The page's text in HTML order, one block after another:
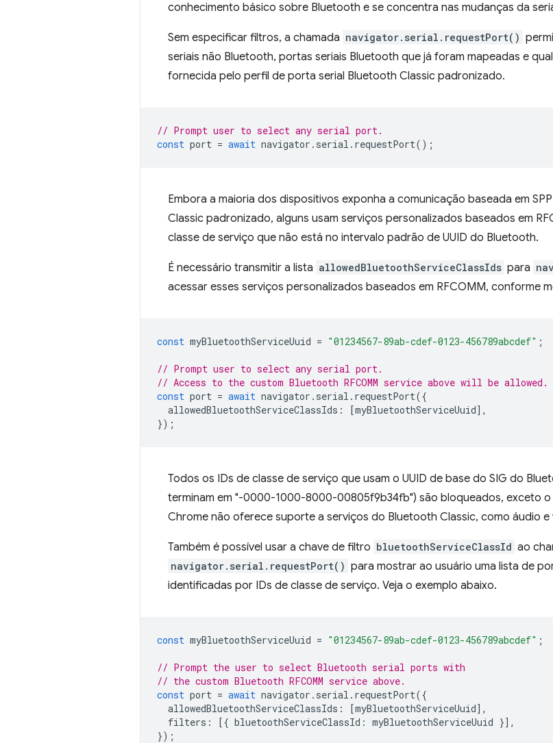
conhecimento básico sobre Bluetooth e se concentra nas mudanças da
Sem especificar filtros, a chamada navigator.serial.requestPort()
seriais não Bluetooth, portas seriais Bluetooth que já foram mapeadas e
fornecida pelo perfil de porta serial Bluetooth Classic padronizado.
// Prompt user to select any serial port.
const port = await navigator . serial . requestPort();
Embora a maioria dos dispositivos exponha a comunicação baseada em
Classic padronizado, alguns usam serviços personalizados baseados em
classe de serviço que não está no intervalo padrão de UUID do Bluetooth.
É necessário transmitir a lista allowedBluetoothServiceClassIds para
acessar esses serviços personalizados baseados em RFCOMM, conforme
const myBluetoothServiceUuid = "01234567-89ab-cdef-0123-456789abcdef" ;
// Prompt user to select any serial port.
// Access to the custom Bluetooth RFCOMM service above will be allowed.
const port = await navigator . serial . requestPort({
allowedBluetoothServiceClassIds : [myBluetoothServiceUuid],
});
Todos os IDs de classe de serviço que usam o UUID de base do SIG do
terminam em "-0000-1000-8000-00805f9b34fb") são bloqueados, exceto
Chrome não oferece suporte a serviços do Bluetooth Classic, como áudio e
Também é possível usar a chave de filtro bluetoothServiceClassId ao
navigator.serial.requestPort() para mostrar ao usuário uma lista de
identificadas por IDs de classe de serviço. Veja o exemplo abaixo.
const myBluetoothServiceUuid = "01234567-89ab-cdef-0123-456789abcdef" ;
// Prompt the user to select Bluetooth serial ports with
// the custom Bluetooth RFCOMM service above.
const port = await navigator . serial . requestPort({
allowedBluetoothServiceClassIds : [myBluetoothServiceUuid],
filters : [{ bluetoothServiceClassId : myBluetoothServiceUuid }],
});